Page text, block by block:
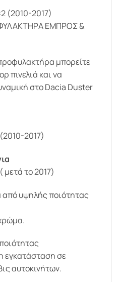
(2010-2017)
ΕΜΠΡΟΣ &
μπορείτε
πινελιά και να
στο Dacia Duster
2017)
μετά το 2017)
από υψηλής ποιότητας
εγκατάσταση σε
αυτοκινήτων.